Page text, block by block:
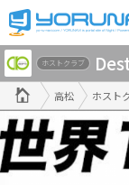
香
川
県
版
高松 ホスト
ホストクラブ